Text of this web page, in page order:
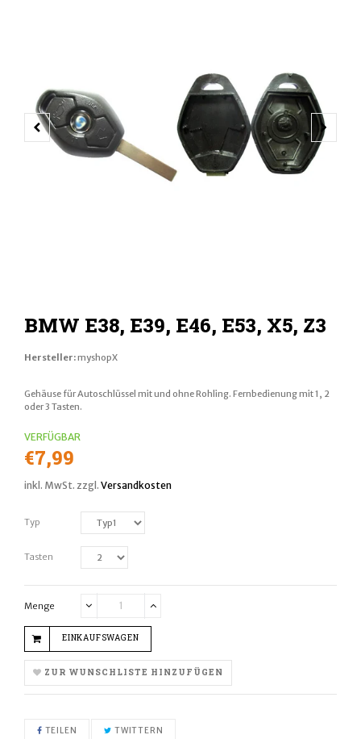
VORHERIGER SCHIEBER
BMW E38, E39, E46, E53, X5, Z3
Hersteller:myshopX
Gehäuse für Autoschlüssel mit und ohne Rohling. Fernbedienung mit 1, 2
oder 3 Tasten.
VERFÜGBAR
Normaler
Preis
€7,99
inkl. MwSt. zzgl. Versandkosten
Typ
Tasten
Menge
missing:
de.cart.general.reduce_quantity
EINKAUFSWAGEN
ZUR WUNSCHLISTE HINZUFÜGEN
TEILEN AUF FACEBOOK TEILEN
TWITTERN